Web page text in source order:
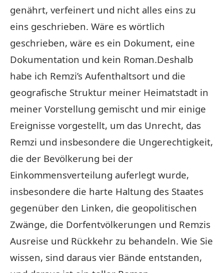
genährt, verfeinert und nicht alles eins zu
eins geschrieben. Wäre es wörtlich
geschrieben, wäre es ein Dokument, eine
Dokumentation und kein Roman.Deshalb
habe ich Remzi’s Aufenthaltsort und die
geografische Struktur meiner Heimatstadt in
meiner Vorstellung gemischt und mir einige
Ereignisse vorgestellt, um das Unrecht, das
Remzi und insbesondere die Ungerechtigkeit,
die der Bevölkerung bei der
Einkommensverteilung auferlegt wurde,
insbesondere die harte Haltung des Staates
gegenüber den Linken, die geopolitischen
Zwänge, die Dorfentvölkerungen und Remzis
Ausreise und Rückkehr zu behandeln. Wie Sie
wissen, sind daraus vier Bände entstanden,